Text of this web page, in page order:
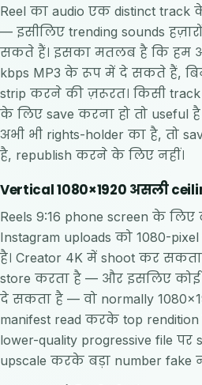
Reel का audio एक distinct track
— इसीलिए trending sounds
सकते हैं। इसका मतलब है कि हम
kbps MP3 के रूप में दे सकते हैं,
strip करने की ज़रूरत। किसी
के लिए save करना हो तो useful
अभी भी rights-holder का है, तो
है, republish करने के लिए नहीं।
Vertical 1080×1920 असली
Reels 9:16 phone screen के
Instagram uploads को 1080-
है। Creator 4K में shoot कर
store करता है — और इसलिए कोई
दे सकता है — वो normally
manifest read करके top
lower-quality progressive file
upscale करके बड़ा number fake